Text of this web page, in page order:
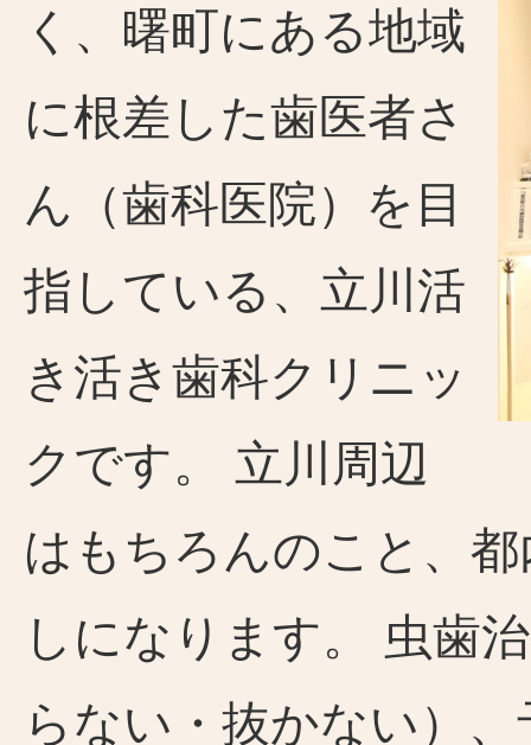
く、曙町にある地域
に根差した歯医者さ
ん（歯科医院）を目
指している、立川活
き活き歯科クリニッ
クです。 立川周辺
はもちろんのこと、
しになります。 虫歯
らない・抜かない）